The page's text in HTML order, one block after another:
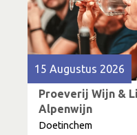
15 Augustus 2026
Proeverij Wijn &
Alpenwijn
Doetinchem